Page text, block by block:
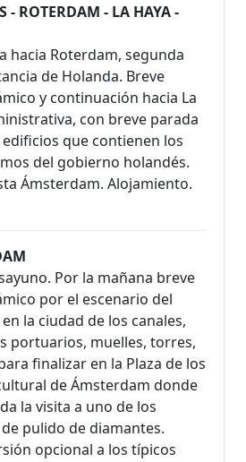
- ROTERDAM - LA HAYA -
hacia Roterdam, segunda
de Holanda. Breve
y continuación hacia La
con breve parada
que contienen los
del gobierno holandés.
Ámsterdam. Alojamiento.
Por la mañana breve
por el escenario del
la ciudad de los canales,
portuarios, muelles, torres,
finalizar en la Plaza de los
de Ámsterdam donde
la visita a uno de los
pulido de diamantes.
opcional a los típicos